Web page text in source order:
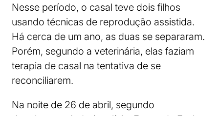
Nesse período, o casal teve dois filhos
usando técnicas de reprodução assistida.
Há cerca de um ano, as duas se separaram.
Porém, segundo a veterinária, elas faziam
terapia de casal na tentativa de se
reconciliarem.
Na noite de 26 de abril, segundo